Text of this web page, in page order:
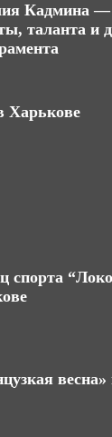
Кадмина —
таланта и
спорта